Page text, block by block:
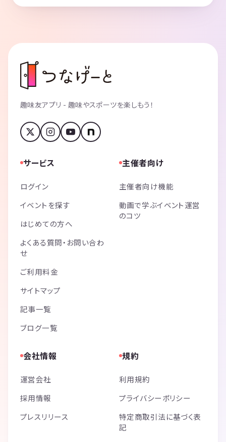
趣味友アプリ - 趣味やスポーツを楽しもう！
サービス
ログイン
イベントを探す
はじめての方へ
よくある質問・お問い合わ
せ
ご利用料金
サイトマップ
記事一覧
ブログ一覧
主催者向け
主催者向け機能
動画で学ぶイベント運営
のコツ
会社情報
運営会社
採用情報
プレスリリース
規約
利用規約
プライバシーポリシー
特定商取引法に基づく表
記